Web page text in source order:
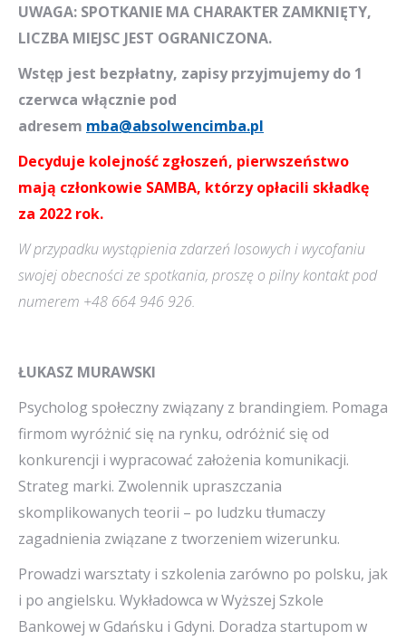
UWAGA: SPOTKANIE MA CHARAKTER ZAMKNIĘTY,
LICZBA MIEJSC JEST OGRANICZONA.
Wstęp jest bezpłatny, zapisy przyjmujemy do 1
czerwca włącznie pod
adresem mba@absolwencimba.pl
Decyduje kolejność zgłoszeń, pierwszeństwo
mają członkowie SAMBA, którzy opłacili składkę
za 2022 rok.
W przypadku wystąpienia zdarzeń losowych i wycofaniu
swojej obecności ze spotkania, proszę o pilny kontakt pod
numerem +48 664 946 926.
ŁUKASZ MURAWSKI
Psycholog społeczny związany z brandingiem. Pomaga
firmom wyróżnić się na rynku, odróżnić się od
konkurencji i wypracować założenia komunikacji.
Strateg marki. Zwolennik upraszczania
skomplikowanych teorii – po ludzku tłumaczy
zagadnienia związane z tworzeniem wizerunku.
Prowadzi warsztaty i szkolenia zarówno po polsku, jak
i po angielsku. Wykładowca w Wyższej Szkole
Bankowej w Gdańsku i Gdyni. Doradza startupom w